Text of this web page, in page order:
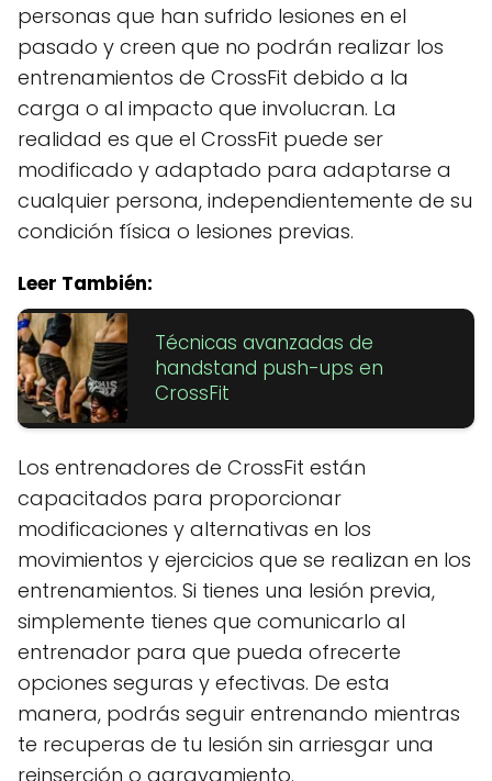
personas que han sufrido lesiones en el
pasado y creen que no podrán realizar los
entrenamientos de CrossFit debido a la
carga o al impacto que involucran. La
realidad es que el CrossFit puede ser
modificado y adaptado para adaptarse a
cualquier persona, independientemente de su
condición física o lesiones previas.
Leer También:
Técnicas avanzadas de
handstand push-ups en
CrossFit
Los entrenadores de CrossFit están
capacitados para proporcionar
modificaciones y alternativas en los
movimientos y ejercicios que se realizan en los
entrenamientos. Si tienes una lesión previa,
simplemente tienes que comunicarlo al
entrenador para que pueda ofrecerte
opciones seguras y efectivas. De esta
manera, podrás seguir entrenando mientras
te recuperas de tu lesión sin arriesgar una
reinserción o agravamiento.